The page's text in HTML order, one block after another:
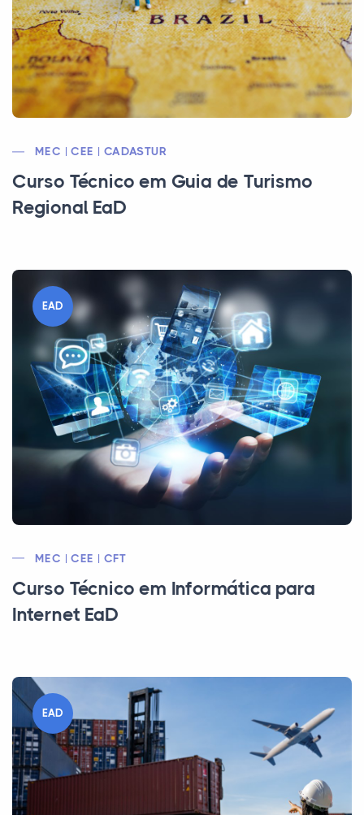
MEC | CEE | CADASTUR
Curso Técnico em Guia de Turismo
Regional EaD
EAD
MEC | CEE | CFT
Curso Técnico em Informática para
Internet EaD
EAD